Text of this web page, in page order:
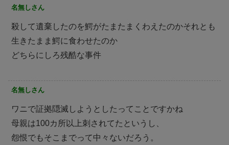
名無しさん
殺して遺棄したのを鰐がたまたまくわえたのかそれとも
生きたまま鰐に食わせたのか
どちらにしろ残酷な事件
名無しさん
ワニで証拠隠滅しようとしたってことですかね
母親は100カ所以上刺されてたというし、
怨恨でもそこまでって中々ないだろう。